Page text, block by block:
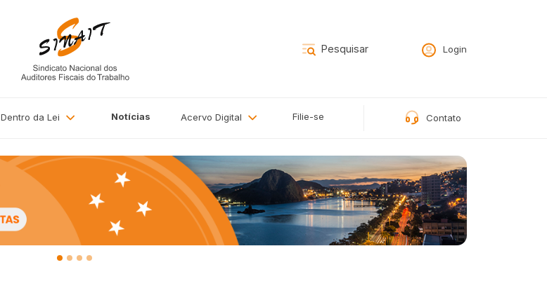
Login
Dentro da Lei Notícias Acervo Digital Filie-se Contato